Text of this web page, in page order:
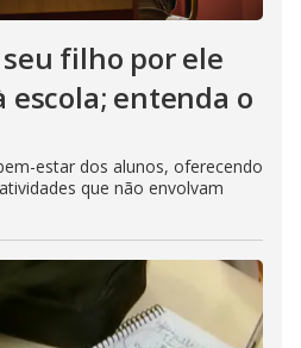
filho por ele
escola; entenda o
estar dos alunos, oferecendo
que não envolvam